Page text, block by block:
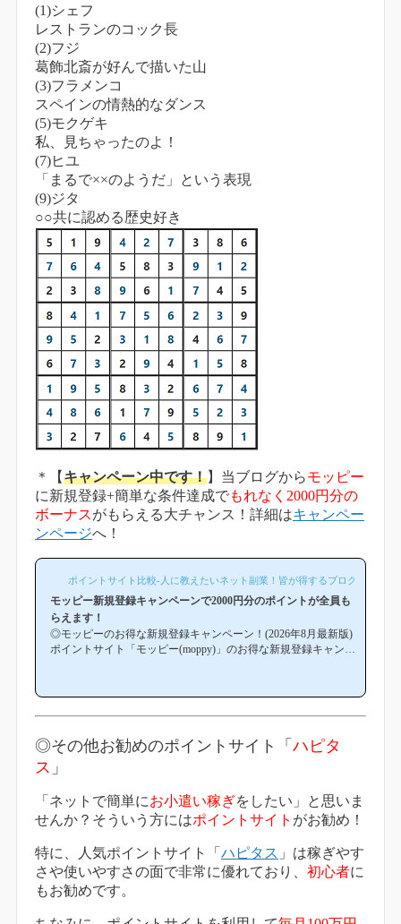
(1)シェフ
レストランのコック長
(2)フジ
葛飾北斎が好んで描いた山
(3)フラメンコ
スペインの情熱的なダンス
(5)モクゲキ
私、見ちゃったのよ！
(7)ヒユ
「まるで××のようだ」という表現
(9)ジタ
○○共に認める歴史好き
＊【キャンペーン中です！】当ブログからモッピー
に新規登録+簡単な条件達成でもれなく2000円分の
ボーナスがもらえる大チャンス！詳細はキャンペー
ンページへ！
ポイントサイト比較-人に教えたいネット副業！皆が得するブログ-
モッピー新規登録キャンペーンで2000円分のポイントが全員も
らえます！
◎モッピーのお得な新規登録キャンペーン！(2026年8月最新版)
ポイントサイト「モッピー(moppy)」のお得な新規登録キャンペ
時期や方法はあるの？」という方は必見です！モッピー新規登
スポイントがもらえる」という、シンプルなものです。(*ちな
みに「2000円分のボーナス」というのは過去のキ...
◎その他お勧めのポイントサイト「 ハピタ
ス 」
「ネットで簡単にお小遣い稼ぎをしたい」と思いま
せんか？そういう方にはポイントサイト がお勧め！
特に、人気ポイントサイト「 ハピタス 」は稼ぎやす
さや使いやすさの面で非常に優れており、 初心者に
もお勧めです。